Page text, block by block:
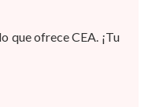
que ofrece CEA. ¡Tu